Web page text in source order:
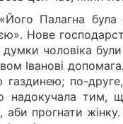
Палагна
Нове
чоловіка
Іванові
по-
надокучала тим,
аби прогнати